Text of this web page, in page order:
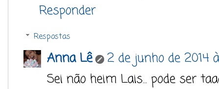
Responder
Respostas
Anna Lê
2 de junho de 2014
Sei não heim Lais... pode ser